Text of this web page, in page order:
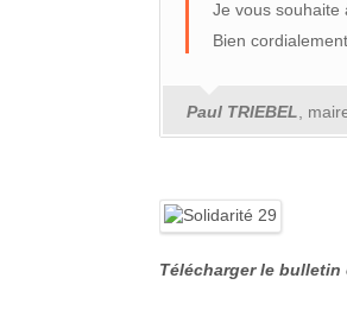
Je vous souhaite
Bien
Paul TRIEBEL,
Télécharger le bulletin